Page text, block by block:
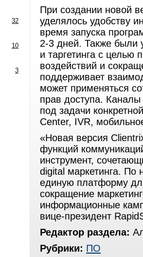
32
10
3
При создании новой
уделялось удобству
время запуска
2-3 дней. Также были
и таргетинга с
воздействий и
поддерживает
может применяться
прав доступа.
под задачи
Center, IVR,
«Новая версия
функций
инструмент,
digital маркетинга. По
единую платформу
сокращение
информационные
вице-президент
Редактор раздела:
Рубрики: ПО